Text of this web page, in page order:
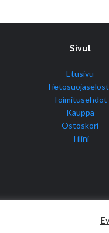
Sivut
Etusivu
Toimitusehdot
Kauppa
Ostoskori
Tilini